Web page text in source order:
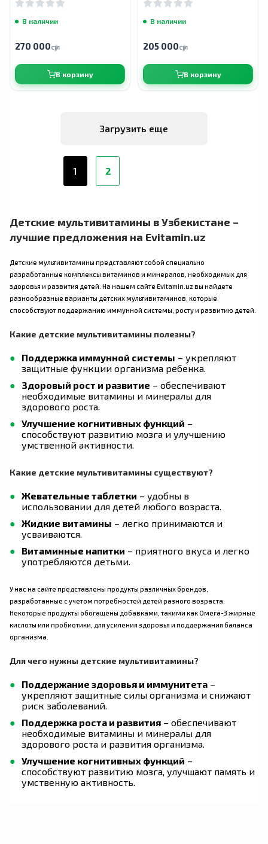
В наличии
270 000сӯм
В корзину
апельсина, 27 таблеток
В наличии
205 000сӯм
В корзину
Загрузить еще
1 2
Детские мультивитамины в Узбекистане –
лучшие предложения на Evitamin.uz
Детские мультивитамины представляют собой специально
разработанные комплексы витаминов и минералов, необходимых для
здоровья и развития детей. На нашем сайте Evitamin.uz вы найдете
разнообразные варианты детских мультивитаминов, которые
способствуют поддержанию иммунной системы, росту и развитию детей.
Какие детские мультивитамины полезны?
Поддержка иммунной системы – укрепляют
защитные функции организма ребенка.
Здоровый рост и развитие – обеспечивают
необходимые витамины и минералы для
здорового роста.
Улучшение когнитивных функций –
способствуют развитию мозга и улучшению
умственной активности.
Какие детские мультивитамины существуют?
Жевательные таблетки – удобны в
использовании для детей любого возраста.
Жидкие витамины – легко принимаются и
усваиваются.
Витаминные напитки – приятного вкуса и легко
употребляются детьми.
У нас на сайте представлены продукты различных брендов,
разработанные с учетом потребностей детей разного возраста.
Некоторые продукты обогащены добавками, такими как Омега-3 жирные
кислоты или пробиотики, для усиления здоровья и поддержания баланса
организма.
Для чего нужны детские мультивитамины?
Поддержание здоровья и иммунитета –
укрепляют защитные силы организма и снижают
риск заболеваний.
Поддержка роста и развития – обеспечивают
необходимые витамины и минералы для
здорового роста и развития организма.
Улучшение когнитивных функций –
способствуют развитию мозга, улучшают память и
умственную активность.